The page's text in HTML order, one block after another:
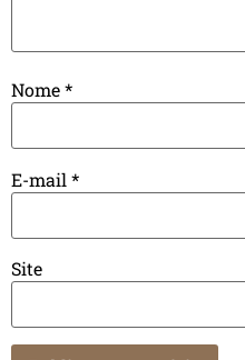
Nome*
E-mail *
Site